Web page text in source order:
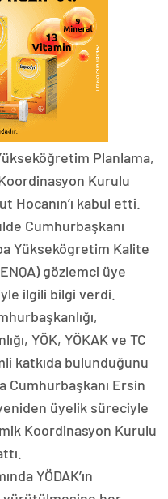
Planlama,
Kurulu
Hocanın’ı kabul etti.
Cumhurbaşkanı
Yüksekögretim Kalite
gözlemci üye
ilgili bilgi verdi.
YÖK, YÖKAK ve TC
katkıda bulunduğunu
Cumhurbaşkanı Ersin
yeniden üyelik süreciyle
Koordinasyon Kurulu
YÖDAK’ın